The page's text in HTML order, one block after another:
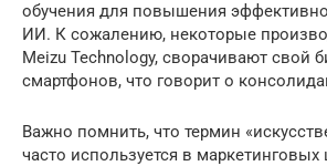
обучения для повышения
ИИ. К сожалению, некоторые
Meizu Technology, сворачивают свой
смартфонов, что говорит о
Важно помнить, что термин
часто используется в маркетинговых